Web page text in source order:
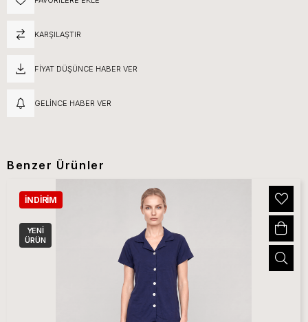
KARŞILAŞTIR
FIYAT DÜŞÜNCE HABER VER
GELINCE HABER VER
Benzer Ürünler
İNDIRIM
YENI
ÜRÜN